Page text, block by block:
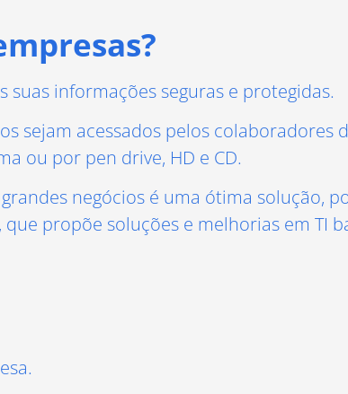
suas informações seguras e protegidas.
sejam acessados pelos colaboradores
ou por pen drive, HD e CD.
negócios é uma ótima solução,
, que propõe soluções e melhorias em TI